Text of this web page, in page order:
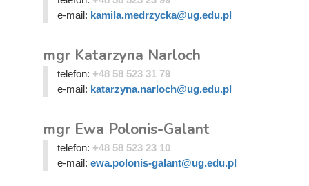
e-mail: kamila.medrzycka@ug.edu.pl
mgr Katarzyna Narloch
telefon: +48 58 523 31 79
e-mail: katarzyna.narloch@ug.edu.pl
mgr Ewa Polonis-Galant
telefon: +48 58 523 23 10
e-mail: ewa.polonis-galant@ug.edu.pl